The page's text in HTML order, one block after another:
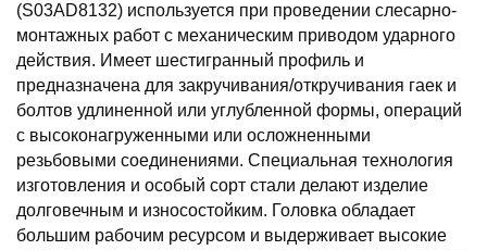
(S03AD8132) используется при проведении слесарно-
монтажных работ с механическим приводом ударного
действия. Имеет шестигранный профиль и
предназначена для закручивания/откручивания гаек и
болтов удлиненной или углубленной формы, операций
с высоконагруженными или осложненными
резьбовыми соединениями. Специальная технология
изготовления и особый сорт стали делают изделие
долговечным и износостойким. Головка обладает
большим рабочим ресурсом и выдерживает высокие